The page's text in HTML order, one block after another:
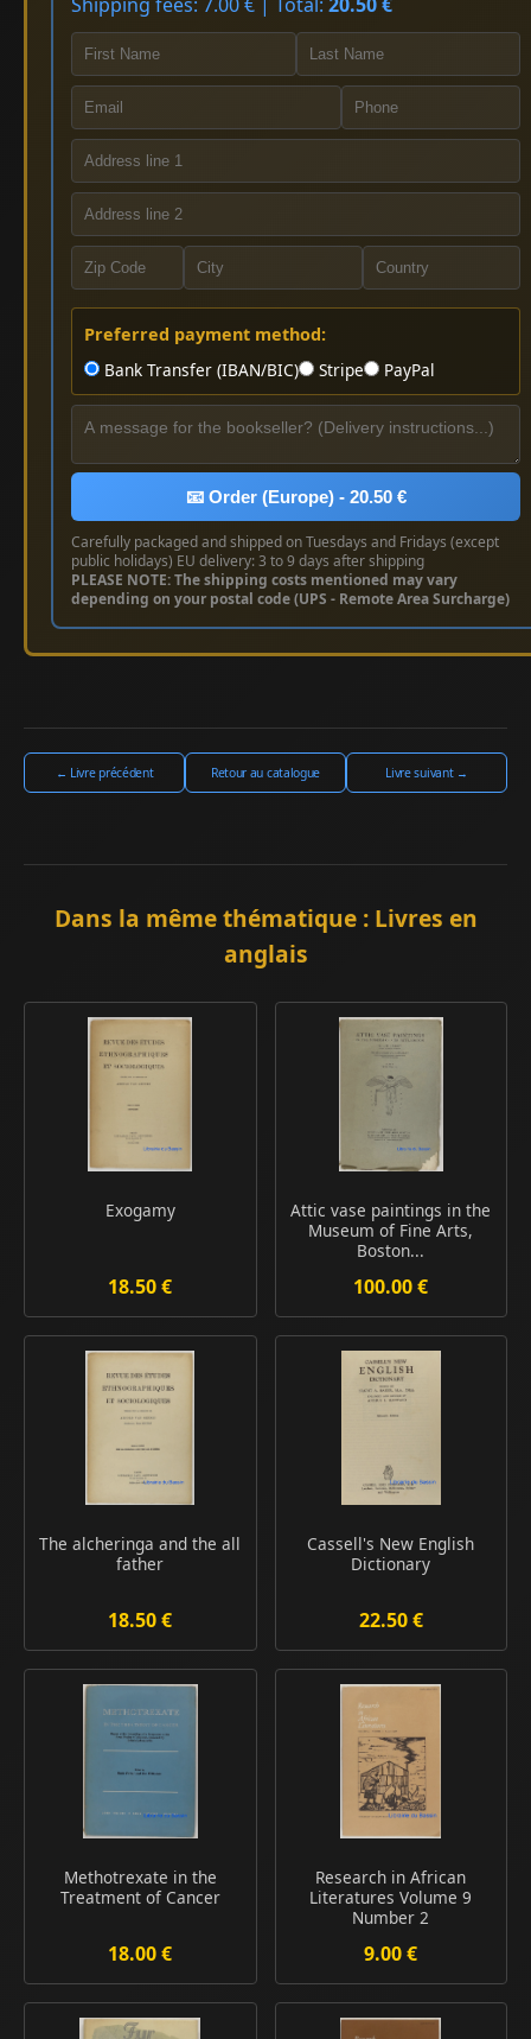
Preferred payment method:
Bank Transfer (IBAN/BIC)
Stripe PayPal
📧 Order (Europe) - 20.50 €
Carefully packaged and shipped on Tuesdays and Fridays (except
public holidays) EU delivery: 3 to 9 days after shipping
PLEASE NOTE: The shipping costs mentioned may vary
depending on your postal code (UPS - Remote Area Surcharge)
← Livre précédent Retour au catalogue Livre suivant →
Dans la même thématique : Livres en
anglais
Exogamy
18.50 €
Attic vase paintings in the
Museum of Fine Arts,
Boston...
100.00 €
The alcheringa and the all
father
18.50 €
Cassell's New English
Dictionary
22.50 €
Methotrexate in the
Treatment of Cancer
18.00 €
Research in African
Literatures Volume 9
Number 2
9.00 €